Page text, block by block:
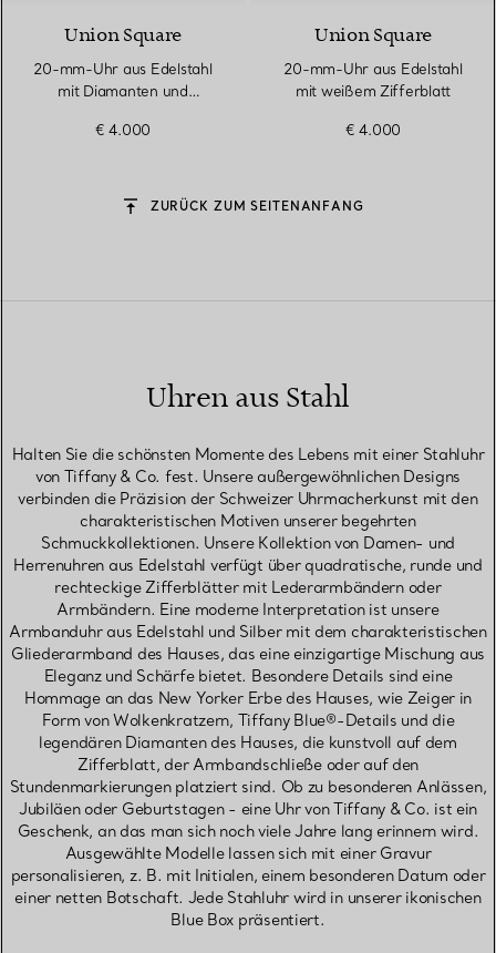
Union Square
20-mm-Uhr aus Edelstahl
mit Diamanten und
€ 4.000
Union Square
20-mm-Uhr aus Edelstahl
mit weißem Zifferblatt
€ 4.000
ZURÜCK ZUM SEITENANFANG
Uhren aus Stahl
Halten Sie die schönsten Momente des Lebens mit einer Stahluhr
von Tiffany & Co. fest. Unsere außergewöhnlichen Designs
verbinden die Präzision der Schweizer Uhrmacherkunst mit den
charakteristischen Motiven unserer begehrten
Schmuckkollektionen. Unsere Kollektion von Damen- und
Herrenuhren aus Edelstahl verfügt über quadratische, runde und
rechteckige Zifferblätter mit Lederarmbändern oder
Armbändern. Eine moderne Interpretation ist unsere
Armbanduhr aus Edelstahl und Silber mit dem charakteristischen
Gliederarmband des Hauses, das eine einzigartige Mischung aus
Eleganz und Schärfe bietet. Besondere Details sind eine
Hommage an das New Yorker Erbe des Hauses, wie Zeiger in
Form von Wolkenkratzern, Tiffany Blue®-Details und die
legendären Diamanten des Hauses, die kunstvoll auf dem
Zifferblatt, der Armbandschließe oder auf den
Stundenmarkierungen platziert sind. Ob zu besonderen Anlässen,
Jubiläen oder Geburtstagen - eine Uhr von Tiffany & Co. ist ein
Geschenk, an das man sich noch viele Jahre lang erinnern wird.
Ausgewählte Modelle lassen sich mit einer Gravur
personalisieren, z. B. mit Initialen, einem besonderen Datum oder
einer netten Botschaft. Jede Stahluhr wird in unserer ikonischen
Blue Box präsentiert.